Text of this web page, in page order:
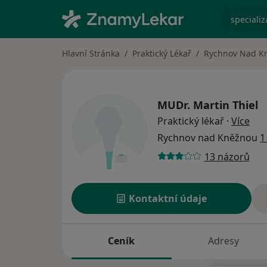
Hlavní Stránka Praktický Lékař Rychnov Nad
MUDr. Martin Thiel
Praktický lékař · Více
Rychnov nad Kněžnou
13 názorů
Kontaktní údaje
Ceník Adresy